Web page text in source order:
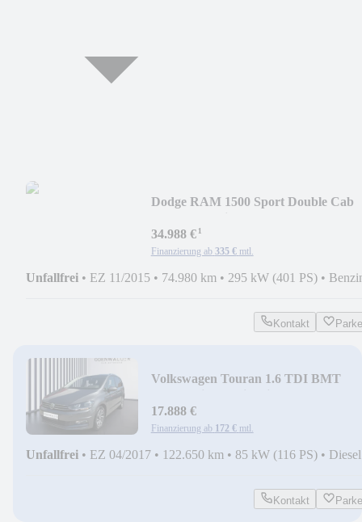
Dodge RAM 1500 Sport Double Cab
34.988 €¹
Finanzierung ab 335 € mtl.
Unfallfrei • EZ 11/2015 • 74.980 km • 295 kW (401 PS) •
Kontakt
Volkswagen Touran 1.6 TDI BMT
17.888 €
Finanzierung ab 172 € mtl.
Unfallfrei • EZ 04/2017 • 122.650 km • 85 kW (116 PS) • Diesel
Kontakt